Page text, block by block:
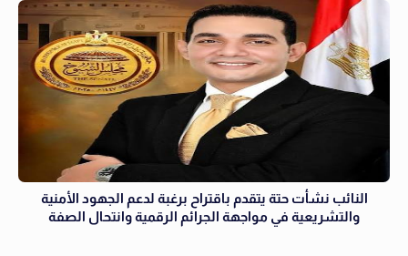
النائب نشأت حتة يتقدم باقتراح برغبة لدعم الجهود الأمنية
والتشريعية في مواجهة الجرائم الرقمية وانتحال الصفة